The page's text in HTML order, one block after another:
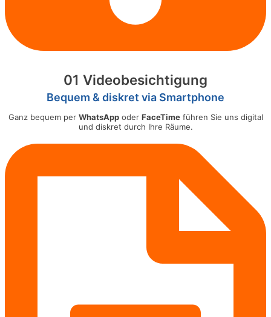
01 Videobesichtigung
Bequem & diskret via Smartphone
Ganz bequem per WhatsAppoder FaceTimeführen Sie uns digital
und diskret durch Ihre Räume.